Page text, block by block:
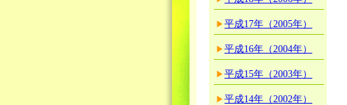
平成17年（2005年）
平成16年（2004年）
平成15年（2003年）
平成14年（2002年）